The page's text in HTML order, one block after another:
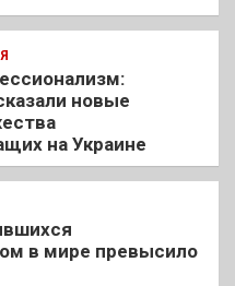
новые
на Украине
в мире превысило